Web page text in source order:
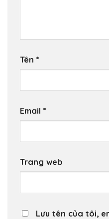
Tên *
Email *
Trang web
Lưu tên của tôi,